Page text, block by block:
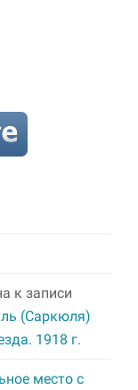
к записи
(Саркюля)
1918 г.
место с